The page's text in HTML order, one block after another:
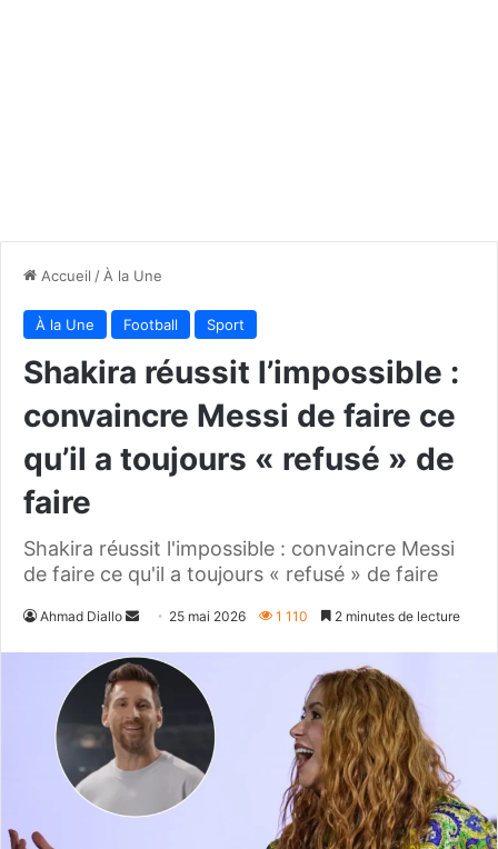
Accueil / À la Une
À la Une Football Sport
Shakira réussit l’impossible :
convaincre Messi de faire ce
qu’il a toujours « refusé » de
faire
Shakira réussit l'impossible : convaincre Messi
de faire ce qu'il a toujours « refusé » de faire
Ahmad Diallo
Envoyer
courriel
25 mai 2026 1 110 2 minutes de lecture